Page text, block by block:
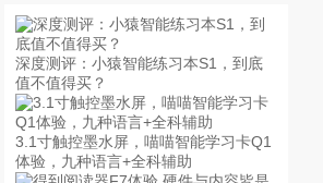
深度测评：小猿智能练习本S1，到底
值不值得买？
3.1寸触控墨水屏，喵喵智能学习卡Q1
体验，九种语言+全科辅助